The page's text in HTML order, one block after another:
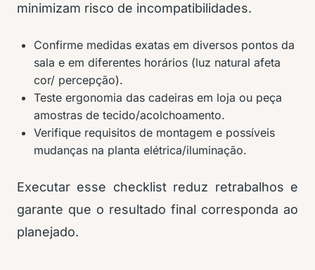
minimizam risco de incompatibilidades.
Confirme medidas exatas em diversos pontos da
sala e em diferentes horários (luz natural afeta
cor/ percepção).
Teste ergonomia das cadeiras em loja ou peça
amostras de tecido/acolchoamento.
Verifique requisitos de montagem e possíveis
mudanças na planta elétrica/iluminação.
Executar esse checklist reduz retrabalhos e
garante que o resultado final corresponda ao
planejado.